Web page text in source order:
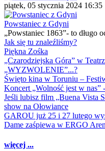
piątek, 05 stycznia 2024 16:35
Powstaniec z Gdyni
„Powstaniec 1863”- to długo
Jak się tu znaleźliśmy?
Piękna Zośka
„Czarodziejska Góra” w
„WYZWOLENIE”...?
Święto kina w Toruniu –
Koncert „Wolność jest w
Jeśli lubisz film „Buena Vista
show na Ołowiance
GAROU już 25 i 27 lutego
Dame zaśpiewa w ERGO
więcej ...